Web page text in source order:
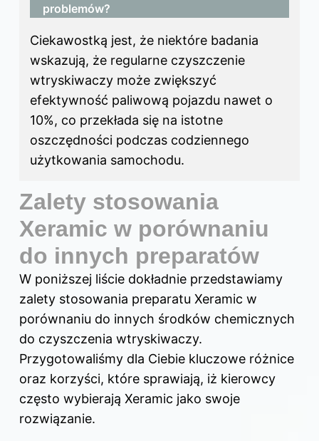
problemów?
Ciekawostką jest, że niektóre badania
wskazują, że regularne czyszczenie
wtryskiwaczy może zwiększyć
efektywność paliwową pojazdu nawet o
10%, co przekłada się na istotne
oszczędności podczas codziennego
użytkowania samochodu.
Zalety stosowania
Xeramic w porównaniu
do innych preparatów
W poniższej liście dokładnie przedstawiamy
zalety stosowania preparatu Xeramic w
porównaniu do innych środków chemicznych
do czyszczenia wtryskiwaczy.
Przygotowaliśmy dla Ciebie kluczowe różnice
oraz korzyści, które sprawiają, iż kierowcy
często wybierają Xeramic jako swoje
rozwiązanie.